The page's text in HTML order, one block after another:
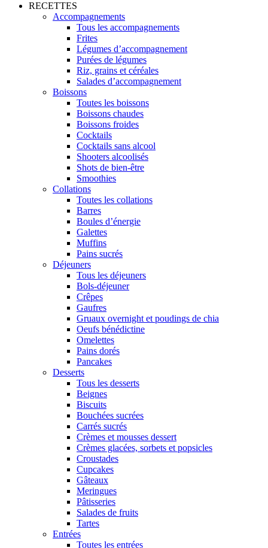
RECETTES
Accompagnements
Tous les accompagnements
Frites
Légumes d’accompagnement
Purées de légumes
Riz, grains et céréales
Salades d’accompagnement
Boissons
Toutes les boissons
Boissons chaudes
Boissons froides
Cocktails
Cocktails sans alcool
Shooters alcoolisés
Shots de bien-être
Smoothies
Collations
Toutes les collations
Barres
Boules d’énergie
Galettes
Muffins
Pains sucrés
Déjeuners
Tous les déjeuners
Bols-déjeuner
Crêpes
Gaufres
Gruaux overnight et poudings de chia
Oeufs bénédictine
Omelettes
Pains dorés
Pancakes
Desserts
Tous les desserts
Beignes
Biscuits
Bouchées sucrées
Carrés sucrés
Crèmes et mousses dessert
Crèmes glacées, sorbets et popsicles
Croustades
Cupcakes
Gâteaux
Meringues
Pâtisseries
Salades de fruits
Tartes
Entrées
Toutes les entrées